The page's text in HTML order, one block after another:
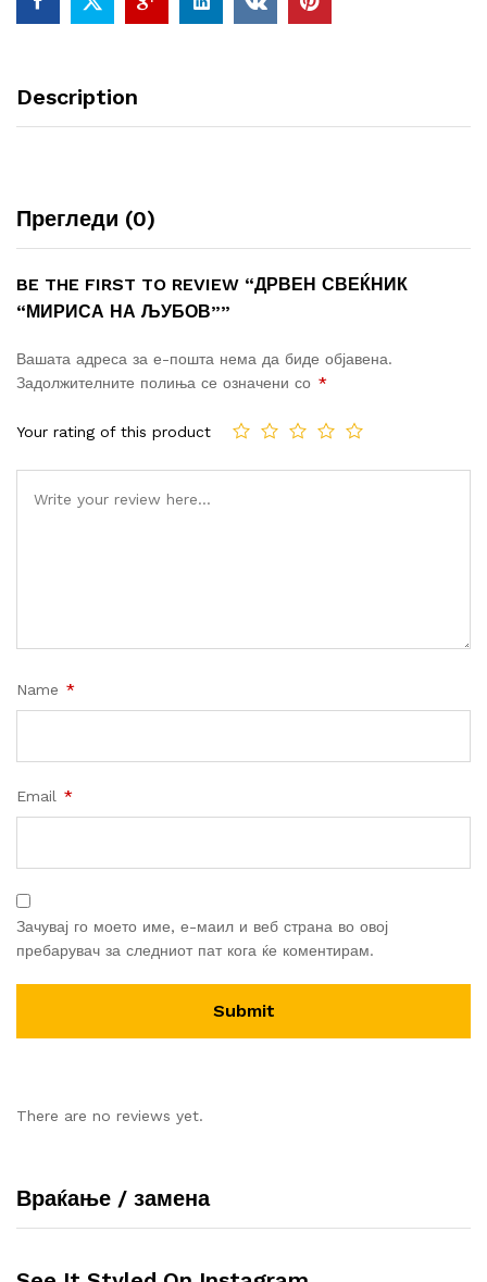
o
Description
Прегледи (0)
BE THE FIRST TO REVIEW “ДРВЕН СВЕЌНИК
“МИРИСА НА ЉУБОВ””
Вашата адреса за е-пошта нема да биде објавена.
Задолжителните полиња се означени со *
Your rating of this product
Name *
Email *
Зачувај го моето име, е-маил и веб страна во овој
пребарувач за следниот пат кога ќе коментирам.
There are no reviews yet.
Враќање / замена